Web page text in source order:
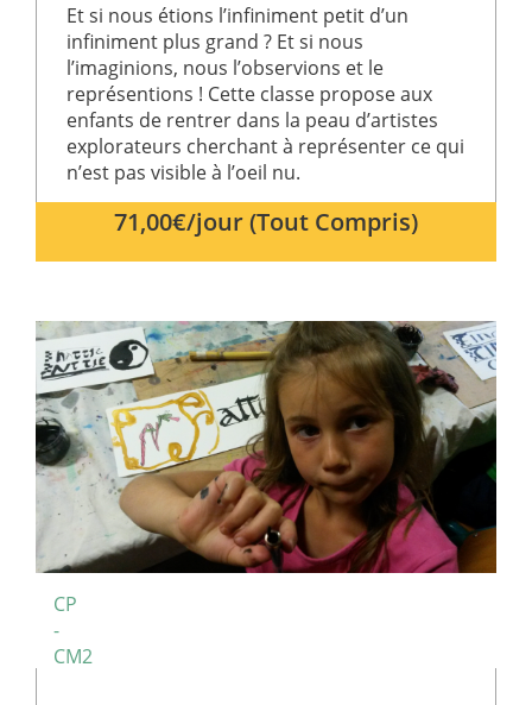
Et si nous étions l’infiniment petit d’un
infiniment plus grand ? Et si nous
l’imaginions, nous l’observions et le
représentions ! Cette classe propose aux
enfants de rentrer dans la peau d’artistes
explorateurs cherchant à représenter ce qui
n’est pas visible à l’oeil nu.
71,00€/jour (Tout Compris)
CP
-
CM2